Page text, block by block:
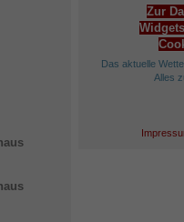
Zur
Das aktuelle
Alles